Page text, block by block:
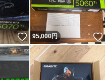
いいね！
95,000円